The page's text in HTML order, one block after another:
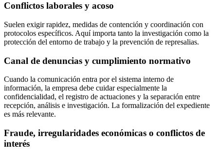
Conflictos laborales y acoso
Suelen exigir rapidez, medidas de contención y coordinación con
protocolos específicos. Aquí importa tanto la investigación como la
protección del entorno de trabajo y la prevención de represalias.
Canal de denuncias y cumplimiento normativo
Cuando la comunicación entra por el sistema interno de
información, la empresa debe cuidar especialmente la
confidencialidad, el registro de actuaciones y la separación entre
recepción, análisis e investigación. La formalización del expediente
es más relevante.
Fraude, irregularidades económicas o conflictos de
interés